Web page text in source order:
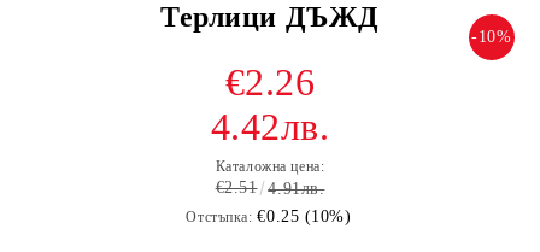
Терлици ДЪЖД
-10%
€2.26
4.42лв.
Каталожна цена:
€2.51 4.91лв.
Отстъпка: €0.25 (10%)